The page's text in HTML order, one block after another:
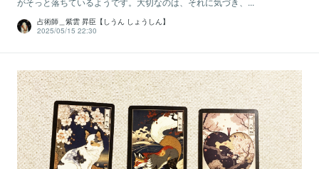
占術師＿紫雲 昇臣【しうん しょうしん】
2025/05/15 22:30